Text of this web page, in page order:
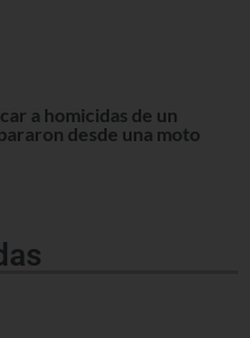
a homicidas de un
desde una moto